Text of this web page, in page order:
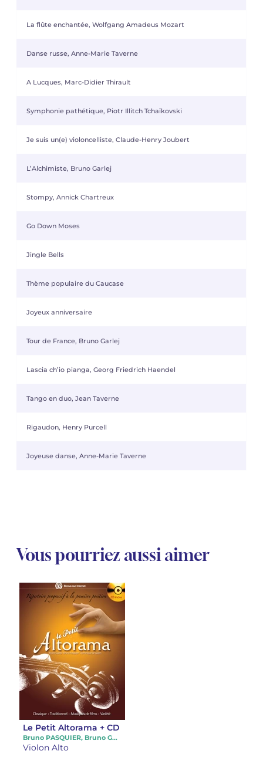
La flûte enchantée, Wolfgang Amadeus Mozart
Danse russe, Anne-Marie Taverne
A Lucques, Marc-Didier Thirault
Symphonie pathétique, Piotr Illitch Tchaïkovski
Je suis un(e) violoncelliste, Claude-Henry Joubert
L’Alchimiste, Bruno Garlej
Stompy, Annick Chartreux
Go Down Moses
Jingle Bells
Thème populaire du Caucase
Joyeux anniversaire
Tour de France, Bruno Garlej
Lascia ch’io pianga, Georg Friedrich Haendel
Tango en duo, Jean Taverne
Rigaudon, Henry Purcell
Joyeuse danse, Anne-Marie Taverne
Vous pourriez aussi aimer
Le Petit Altorama + CD
Bruno PASQUIER, Bruno GARLEJ, Dominique LE GUERN
Violon Alto